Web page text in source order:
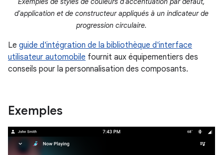
d'application et de constructeur appliqués à un indicateur de
progression circulaire.
Le guide d'intégration de la bibliothèque d'interface
utilisateur automobile fournit aux équipementiers des
conseils pour la personnalisation des composants.
Exemples